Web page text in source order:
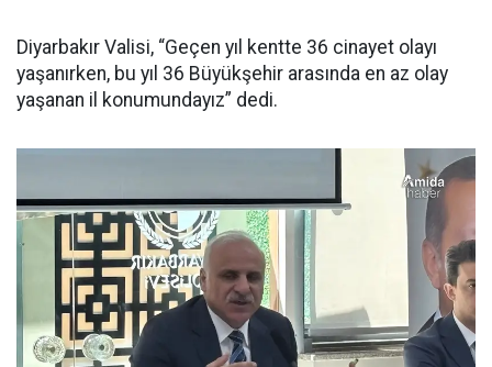
Diyarbakır Valisi, “Geçen yıl kentte 36 cinayet olayı
yaşanırken, bu yıl 36 Büyükşehir arasında en az olay
yaşanan il konumundayız” dedi.